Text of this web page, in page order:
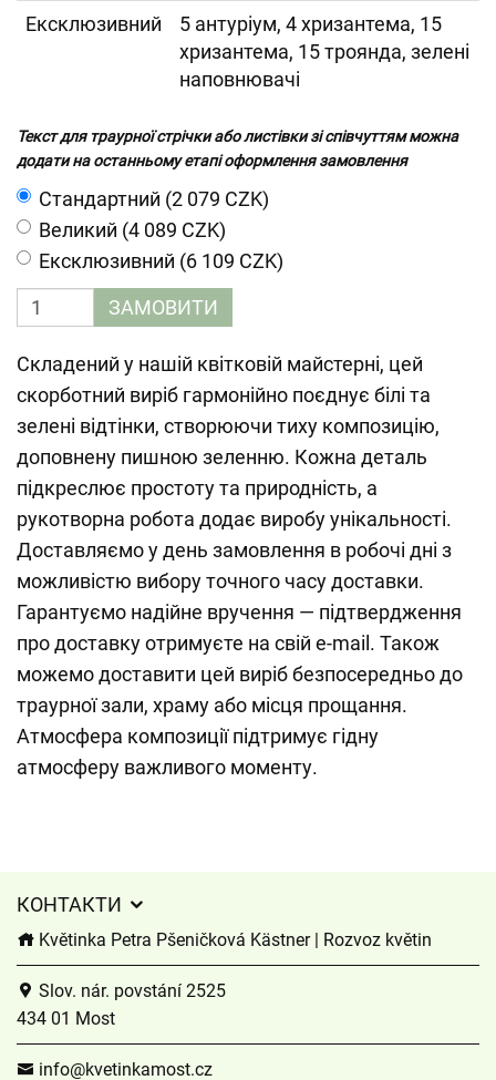
Ексклюзивний
5 антуріум, 4 хризантема, 15
хризантема, 15 троянда, зелені
наповнювачі
Текст для траурної стрічки або листівки зі співчуттям можна
додати на останньому етапі оформлення замовлення
Cтандартний (2 079 CZK)
Великий (4 089 CZK)
Ексклюзивний (6 109 CZK)
ЗАМОВИТИ
Складений у нашій квітковій майстерні, цей
скорботний виріб гармонійно поєднує білі та
зелені відтінки, створюючи тиху композицію,
доповнену пишною зеленню. Кожна деталь
підкреслює простоту та природність, а
рукотворна робота додає виробу унікальності.
Доставляємо у день замовлення в робочі дні з
можливістю вибору точного часу доставки.
Гарантуємо надійне вручення — підтвердження
про доставку отримуєте на свій e-mail. Також
можемо доставити цей виріб безпосередньо до
траурної зали, храму або місця прощання.
Атмосфера композиції підтримує гідну
атмосферу важливого моменту.
КОНТАКТИ
Květinka Petra Pšeničková Kästner | Rozvoz květin
Slov. nár. povstání 2525
434 01 Most
info@kvetinkamost.cz